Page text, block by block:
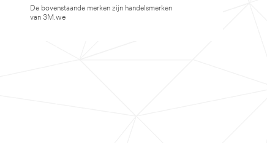
De bovenstaande merken zijn handelsmerken
van 3M.we